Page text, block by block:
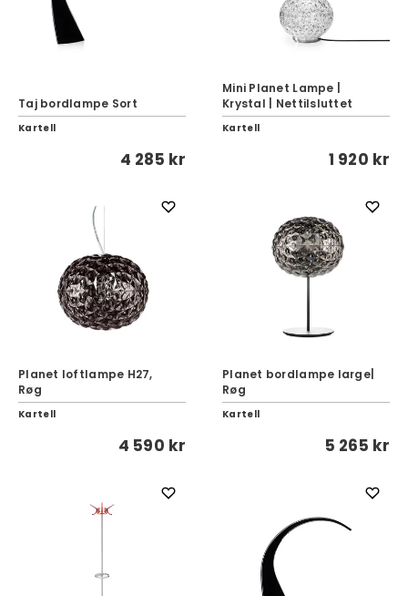
Taj bordlampe Sort
Kartell
4 285 kr
Mini Planet Lampe |
Krystal | Nettilsluttet
Kartell
1 920 kr
Planet loftlampe H27,
Røg
Kartell
4 590 kr
Planet bordlampe large|
Røg
Kartell
5 265 kr